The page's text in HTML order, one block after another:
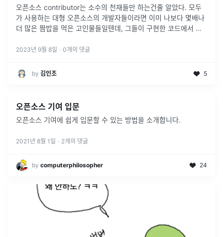
오픈소스 contributor는 소수의 천재들만 하는건줄 알았다. 모두
가 사용하는 대형 오픈소스의 개발자들이라면 이미 나보다 몇배나
더 많은 짬밥을 먹은 고인물들일텐데, 그들이 구현한 코드에서 로
재여야한다는...
2023년 9월 8일 · 0개의 댓글
by 김인조 5
오픈소스 기여 입문
오픈소스 기여에 쉽게 입문할 수 있는 방법을 소개합니다.
2021년 8월 1일 · 2개의 댓글
by computerphilosopher 24